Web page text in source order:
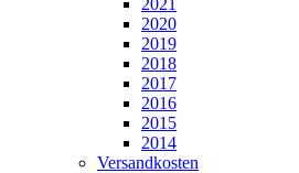
2020
2019
2018
2017
2016
2015
2014
Versandkosten